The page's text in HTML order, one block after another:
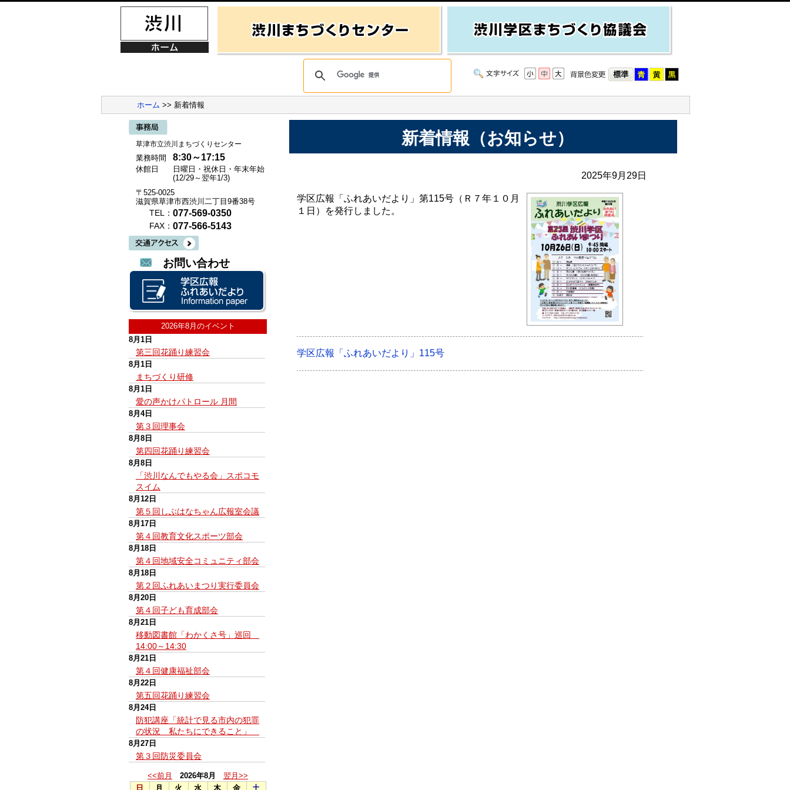
ホーム >> 新着情報
草津市立渋川まちづくりセンター
業務時間 8:30～17:15
休館日
日曜日・祝休日・年末年始
(12/29～翌年1/3)
〒525-0025
滋賀県草津市西渋川二丁目9番38号
TEL： 077-569-0350
FAX： 077-566-5143
お問い合わせ
2026年8月のイベント
8月1日
第三回花踊り練習会
8月1日
まちづくり研修
8月1日
愛の声かけパトロール 月間
8月4日
第３回理事会
8月8日
第四回花踊り練習会
8月8日
「渋川なんでもやる会」スポコモ
スイム
8月12日
第５回しぶはなちゃん広報室会議
8月17日
第４回教育文化スポーツ部会
8月18日
第４回地域安全コミュニティ部会
8月18日
第２回ふれあいまつり実行委員会
8月20日
第４回子ども育成部会
8月21日
移動図書館「わかくさ号」巡回
14:00～14:30
8月21日
第４回健康福祉部会
8月22日
第五回花踊り練習会
8月24日
防犯講座「統計で見る市内の犯罪
の状況 私たちにできること」
8月27日
第３回防災委員会
<<前月 2026年8月
翌月>>
日
月 火 水 木 金 土
新着情報（お知らせ）
2025年9月29日
学区広報「ふれあいだより」第115号（Ｒ７年１０月
１日）を発行しました。
学区広報「ふれあいだより」115号